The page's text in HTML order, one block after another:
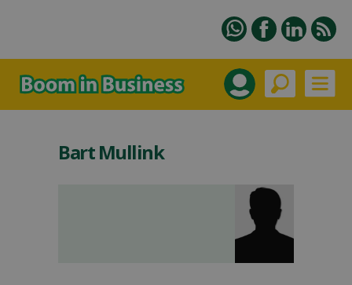
Bart Mullink